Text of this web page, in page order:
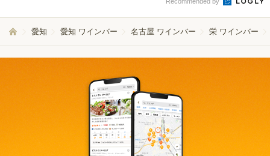
愛知 愛知 ワインバー 名古屋 ワインバー 栄 ワインバー